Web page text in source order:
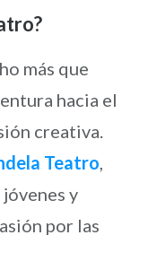
más que
hacia el
creativa.
Teatro,
y
por las